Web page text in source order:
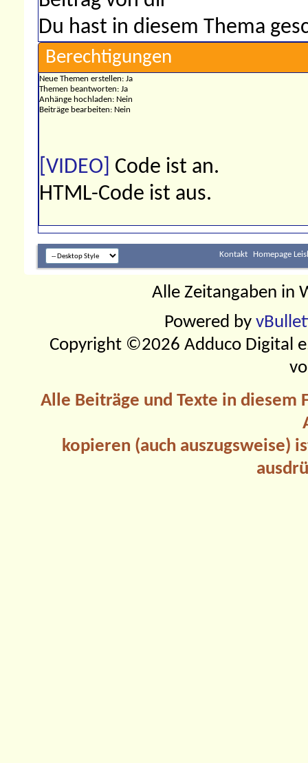
Du hast in diesem Thema
Berechtigungen
Neue Themen erstellen: Ja
Themen beantworten: Ja
Anhänge hochladen: Nein
Beiträge bearbeiten: Nein
[VIDEO] Code ist an.
HTML-Code ist aus.
Kontakt Homepage
Alle Zeitangaben in
Powered by
Copyright ©2026 Adduco Digital
Alle Beiträge und Texte in
kopieren (auch auszugsweise)